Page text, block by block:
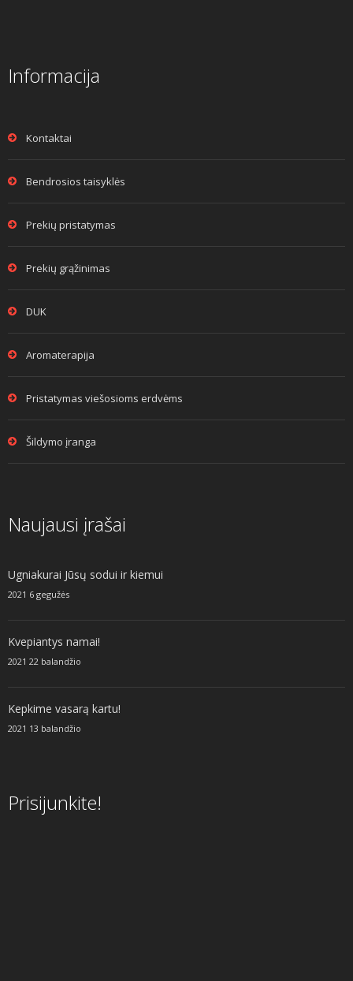
Informacija
Kontaktai
Bendrosios taisyklės
Prekių pristatymas
Prekių grąžinimas
DUK
Aromaterapija
Pristatymas viešosioms erdvėms
Šildymo įranga
Naujausi įrašai
Ugniakurai Jūsų sodui ir kiemui
2021 6 gegužės
Kvepiantys namai!
2021 22 balandžio
Kepkime vasarą kartu!
2021 13 balandžio
Prisijunkite!